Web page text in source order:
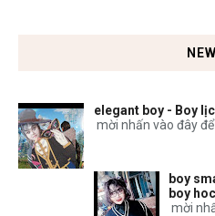
elegant boy - Boy
mời nhấn vào đây
boy
boy
mời